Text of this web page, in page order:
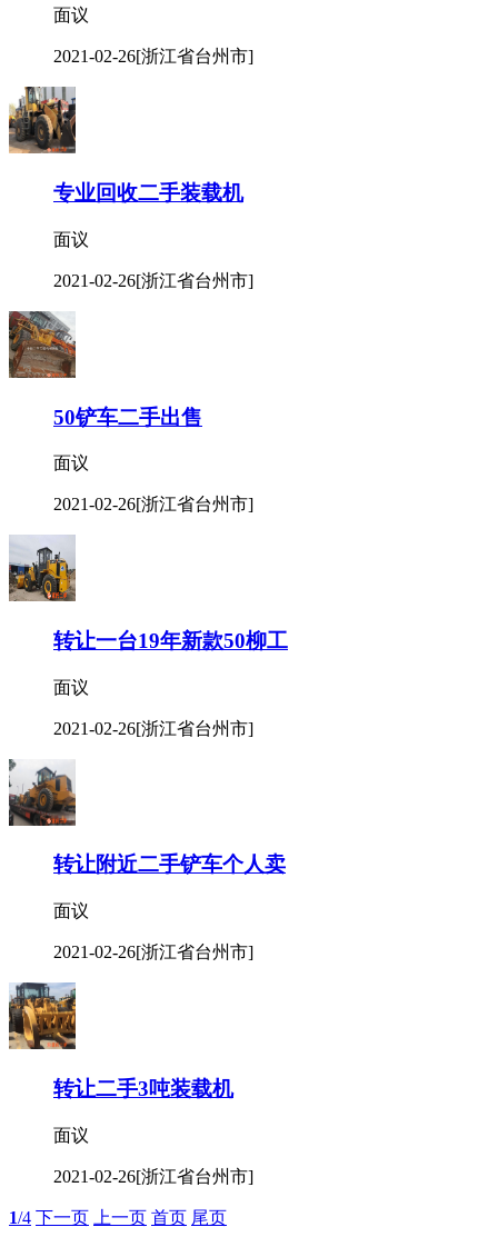
面议
2021-02-26[浙江省台州市]
专业回收二手装载机
面议
2021-02-26[浙江省台州市]
50铲车二手出售
面议
2021-02-26[浙江省台州市]
转让一台19年新款50柳工
面议
2021-02-26[浙江省台州市]
转让附近二手铲车个人卖
面议
2021-02-26[浙江省台州市]
转让二手3吨装载机
面议
2021-02-26[浙江省台州市]
1/4 下一页 上一页 首页 尾页